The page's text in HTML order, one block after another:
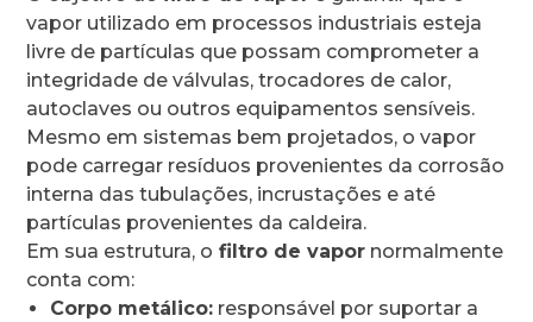
vapor utilizado em processos industriais esteja
livre de partículas que possam comprometer a
integridade de válvulas, trocadores de calor,
autoclaves ou outros equipamentos sensíveis.
Mesmo em sistemas bem projetados, o vapor
pode carregar resíduos provenientes da corrosão
interna das tubulações, incrustações e até
partículas provenientes da caldeira.
Em sua estrutura, o filtro de vapor normalmente
conta com:
Corpo metálico: responsável por suportar a